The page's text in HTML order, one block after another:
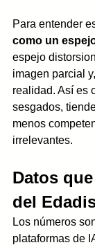
Para entender
como un
espejo
imagen parcial
realidad. Así es
sesgados,
menos
irrelevantes.
Datos
del
Los números
plataformas de